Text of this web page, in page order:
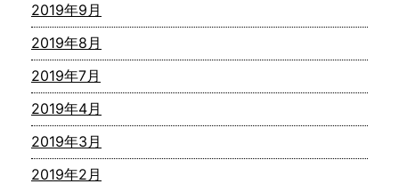
2019年9月
2019年8月
2019年7月
2019年4月
2019年3月
2019年2月